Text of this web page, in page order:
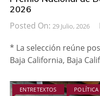
2026
Posted On: 29 Julio, 2026
* La selección reúne
Baja California, Baja
ENTRETEXTOS POLÍTICA